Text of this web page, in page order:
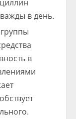
в день.
в